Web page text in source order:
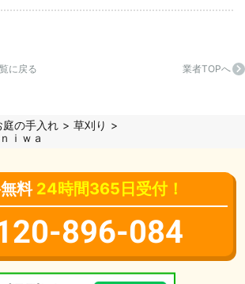
に戻る 業者TOPへ
庭の手入れ
草刈り
ｉｗａ
料 24時間365日受付！
896-084